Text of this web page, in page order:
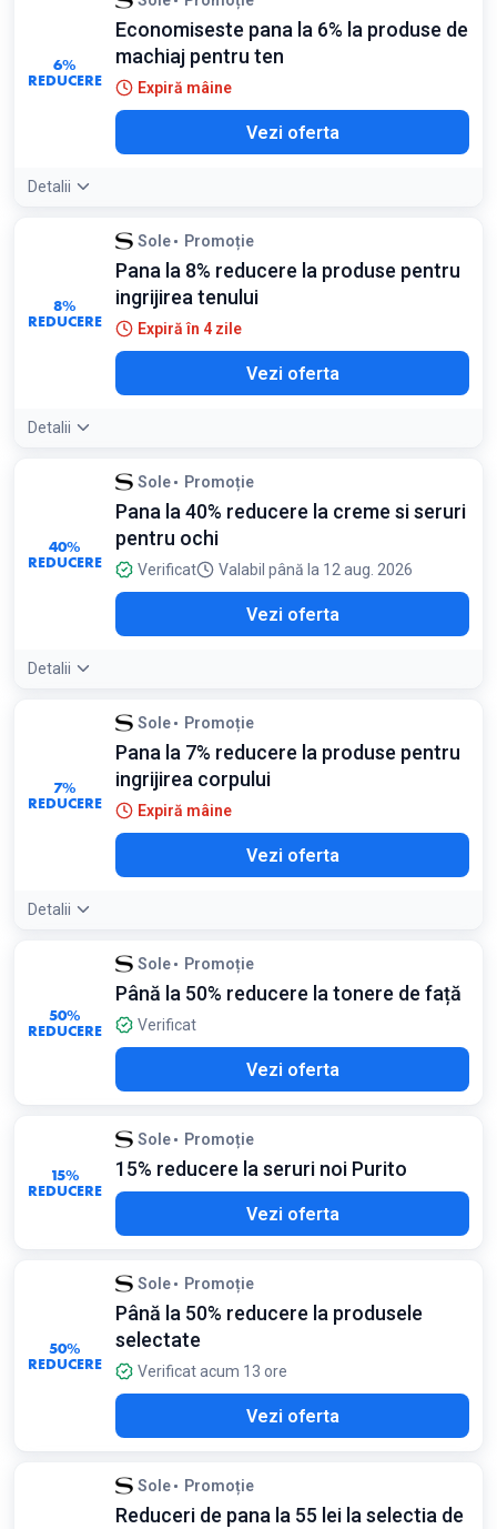
6%
REDUCERE
Economiseste pana la 6% la produse de
machiaj pentru ten
Expiră mâine
Vezi oferta
Detalii
8%
REDUCERE
Sole Promoție
Pana la 8% reducere la produse pentru
ingrijirea tenului
Expiră în 4 zile
Vezi oferta
Detalii
40%
REDUCERE
Sole Promoție
Pana la 40% reducere la creme si seruri
pentru ochi
Verificat Valabil până la 12 aug. 2026
Vezi oferta
Detalii
7%
REDUCERE
Sole Promoție
Pana la 7% reducere la produse pentru
ingrijirea corpului
Expiră mâine
Vezi oferta
Detalii
50%
REDUCERE
Sole Promoție
Până la 50% reducere la tonere de față
Verificat
Vezi oferta
15%
REDUCERE
Sole Promoție
15% reducere la seruri noi Purito
Vezi oferta
50%
REDUCERE
Sole Promoție
Până la 50% reducere la produsele
selectate
Verificat acum 13 ore
Vezi oferta
Sole Promoție
Reduceri de pana la 55 lei la selectia de